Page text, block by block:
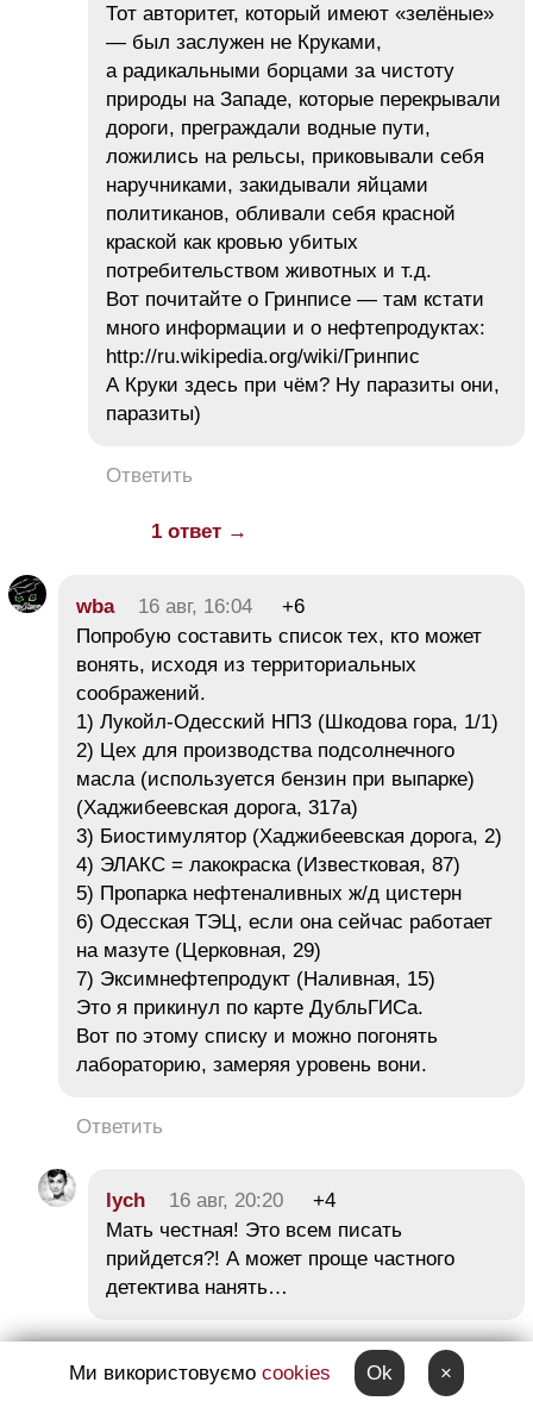
Тот авторитет, который имеют «зелёные»
— был заслужен не Круками,
а радикальными борцами за чистоту
природы на Западе, которые перекрывали
дороги, преграждали водные пути,
ложились на рельсы, приковывали себя
наручниками, закидывали яйцами
политиканов, обливали себя красной
краской как кровью убитых
потребительством животных и т.д.
Вот почитайте о Гринписе — там кстати
много информации и о нефтепродуктах:
http://ru.wikipedia.org/wiki/Гринпис
А Круки здесь при чём? Ну паразиты они,
паразиты)
Ответить
1 ответ →
wba 16 авг, 16:04
+6
Попробую составить список тех, кто может
вонять, исходя из территориальных
соображений.
1) Лукойл-Одесский НПЗ (Шкодова гора, 1/1)
2) Цех для производства подсолнечного
масла (используется бензин при выпарке)
(Хаджибеевская дорога, 317а)
3) Биостимулятор (Хаджибеевская дорога, 2)
4) ЭЛАКС = лакокраска (Известковая, 87)
5) Пропарка нефтеналивных ж/д цистерн
6) Одесская ТЭЦ, если она сейчас работает
на мазуте (Церковная, 29)
7) Эксимнефтепродукт (Наливная, 15)
Это я прикинул по карте ДубльГИСа.
Вот по этому списку и можно погонять
лабораторию, замеряя уровень вони.
Ответить
lych 16 авг, 20:20
+4
Мать честная! Это всем писать
прийдется?! А может проще частного
детектива нанять…
Ответить
Ми використовуємо cookies Ok ×